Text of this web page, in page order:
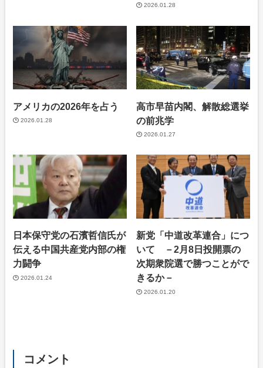
2026.01.28
アメリカの2026年を占う
2026.01.28
高市早苗内閣、解散総選挙
の前兆学
2026.01.27
日本保守党の石濱哲信氏が
伝える中国共産党内部の権
力闘争
2026.01.24
新党「中道改革連合」につ
いて －2月8日投開票の
次期衆院選で勝つことがで
きるか－
2026.01.20
コメント